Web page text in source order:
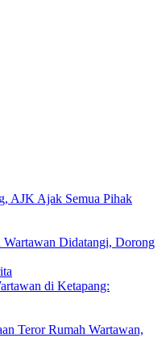
AJK Ajak Semua Pihak
Didatangi, Dorong
di Ketapang:
Teror Rumah Wartawan,